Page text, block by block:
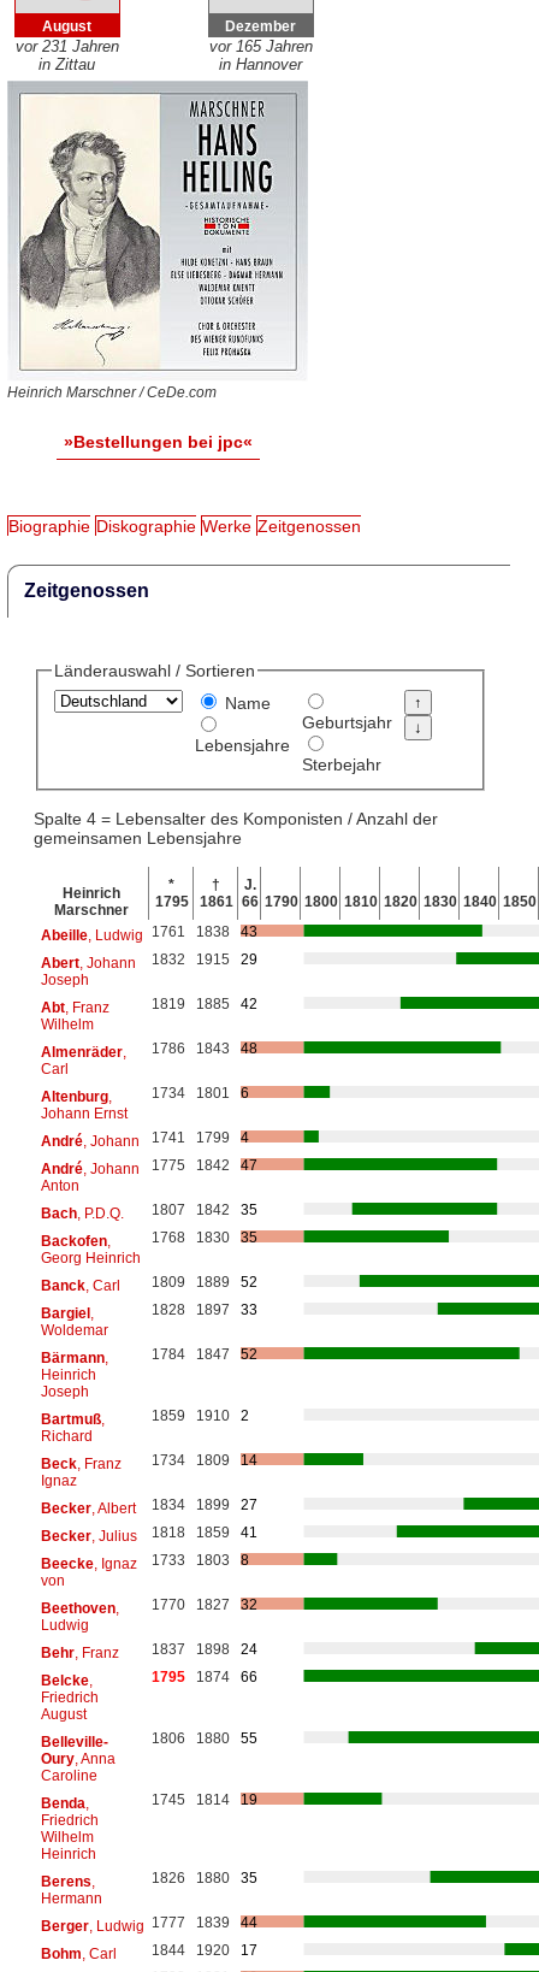
August
vor 231 Jahren
in Zittau
Dezember
vor 165 Jahren
in Hannover
Heinrich Marschner / CeDe.com
»Bestellungen bei jpc«
Biographie Diskographie Werke Zeitgenossen
Zeitgenossen
Länderauswahl / Sortieren
Name
Lebensjahre
Geburtsjahr
Sterbejahr
Spalte 4 = Lebensalter des Komponisten / Anzahl der
gemeinsamen Lebensjahre
Heinrich
Marschner
*
1795
†
1861
J.
66 1790 1800 1810 1820 1830 1840 1850
Abeille, Ludwig 1761 1838
43
Abert, Johann
Joseph
1832 1915 29
Abt, Franz
Wilhelm
1819 1885 42
Almenräder,
Carl
1786 1843 48
Altenburg,
Johann Ernst
1734 1801 6
André, Johann 1741 1799
4
André, Johann
Anton
1775 1842 47
Bach, P.D.Q. 1807 1842
35
Backofen,
Georg Heinrich
1768 1830 35
Banck, Carl 1809 1889
52
Bargiel,
Woldemar
1828 1897 33
Bärmann,
Heinrich
Joseph
1784 1847 52
Bartmuß,
Richard
1859 1910 2
Beck, Franz
Ignaz
1734 1809 14
Becker, Albert 1834 1899
27
Becker, Julius 1818 1859
41
Beecke, Ignaz
von
1733 1803 8
Beethoven,
Ludwig
1770 1827 32
Behr, Franz 1837 1898
24
Belcke,
Friedrich
August
1795 1874 66
Belleville-
Oury, Anna
Caroline
1806 1880 55
Benda
Friedrich
Wilhelm
Heinrich
1745 1814 19
Berens
Hermann
1826 1880 35
Berger, Ludwig 1777 1839
44
Bohm , Carl 1844 1920
17